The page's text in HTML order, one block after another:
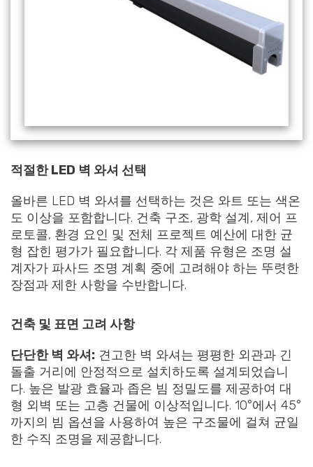
적절한 LED 벽 와셔 선택
올바른 LED 벽 와셔를 선택하는 것은 와트 또는 색온
도 이상을 포함합니다. 건축 구조, 광학 설계, 제어 프
로토콜, 환경 요인 및 전체 프로젝트 예산에 대한 균
형 잡힌 평가가 필요합니다. 각 제품 유형은 조명 설
계자가 파사드 조명 계획 중에 고려해야 하는 뚜렷한
장점과 제한 사항을 수반합니다.
건축 및 표면 고려 사항
단단한 벽 와셔: 견고한 벽 와셔는 평평한 외관과 긴
돌출 거리에 안정적으로 설치하도록 설계되었습니
다. 높은 발광 효율과 좁은 빔 정밀도를 제공하여 대
형 외벽 또는 고층 건물에 이상적입니다. 10°에서 45°
까지의 빔 옵션을 사용하여 높은 구조물에 걸쳐 균일
한 수직 조명을 제공합니다.